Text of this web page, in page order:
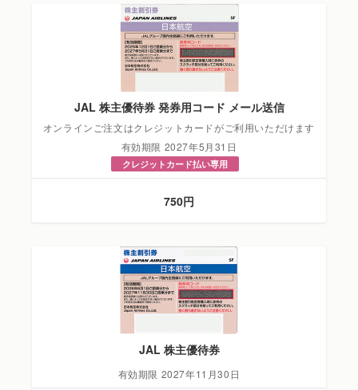
JAL 株主優待券 発券用コード メール送信
オンラインご注文はクレジットカードがご利用いただけます
有効期限 2027年5月31日
クレジットカード払い専用
750円
JAL 株主優待券
有効期限 2027年11月30日